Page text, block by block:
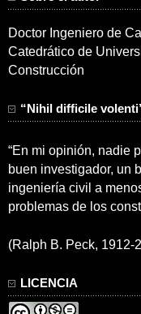
Doctor Ingeniero de
Catedrático de
Construcción
“Nihil difficile
“En mi opinión, nadie
buen investigador, un
ingeniería civil a
problemas de los
(Ralph B. Peck, 1912-
LICENCIA